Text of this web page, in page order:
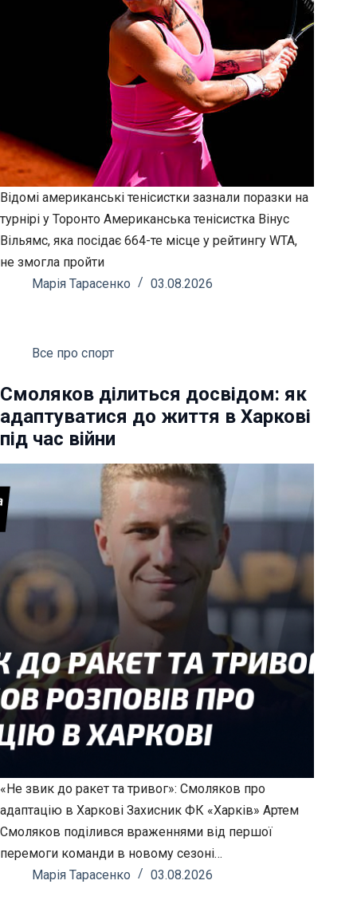
Відомі американські тенісистки зазнали поразки на
турнірі у Торонто Американська тенісистка Вінус
Вільямс, яка посідає 664-те місце у рейтингу WTA,
не змогла пройти
Марія Тарасенко
03.08.2026
Все про спорт
Смоляков ділиться досвідом: як
адаптуватися до життя в Харкові
під час війни
«Не звик до ракет та тривог»: Смоляков про
адаптацію в Харкові Захисник ФК «Харків» Артем
Смоляков поділився враженнями від першої
перемоги команди в новому сезоні…
Марія Тарасенко
03.08.2026